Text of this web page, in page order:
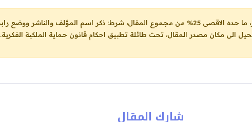
اسم المؤلف والناشر ووضع رابط
يحيل الى مكان مصدر المقال، تحت طائلة تطبيق احكام قانون حماية الملكية الفكرية.
شارك المقال